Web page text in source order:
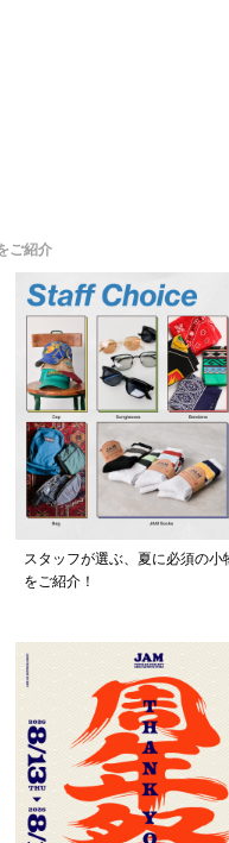
ご紹介
スタッフが選ぶ、夏に必須の小
をご紹介！